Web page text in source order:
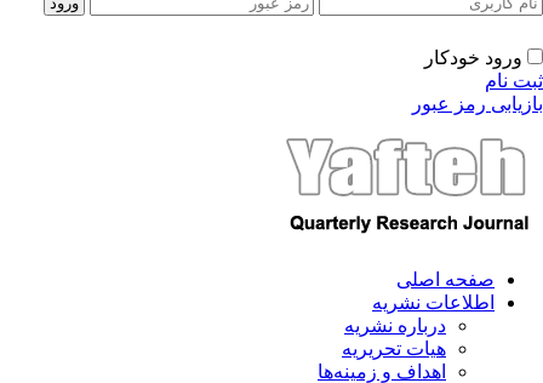
ورود خودکار
نام
رمز عبور
صفحه اصلی
اطلاعات نشریه
درباره نشریه
هیات تحریریه
اهداف و زمینه‌ها